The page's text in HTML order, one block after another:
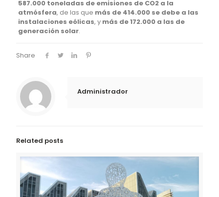
587.000 toneladas de emisiones de CO2 a la
atmósfera, de las que más de 414.000 se debe a las
instalaciones eólicas, y más de 172.000 a las de
generación solar.
Share
Administrador
Related posts